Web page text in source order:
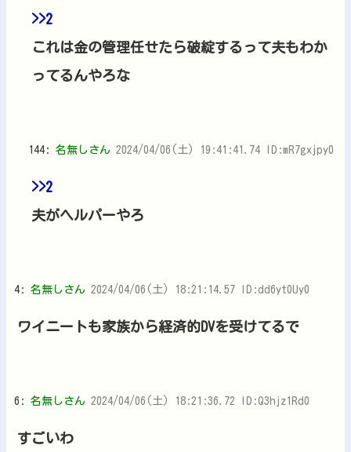
>>2
これは金の管理任せたら破綻するって夫もわか
ってるんやろな
144: 名無しさん 2024/04/06(土) 19:41:41.74 ID:mR7gxjpy0
>>2
夫がヘルパーやろ
4: 名無しさん 2024/04/06(土) 18:21:14.57 ID:dd6yt0Uy0
ワイニートも家族から経済的DVを受けてるで
6: 名無しさん 2024/04/06(土) 18:21:36.72 ID:Q3hjz1Rd0
すごいわ